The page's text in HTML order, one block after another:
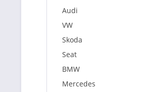
Audi
VW
Skoda
Seat
BMW
Mercedes